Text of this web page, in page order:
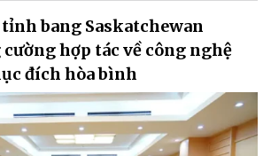
tỉnh bang Saskatchewan
cường hợp tác về công nghệ
đích hòa bình